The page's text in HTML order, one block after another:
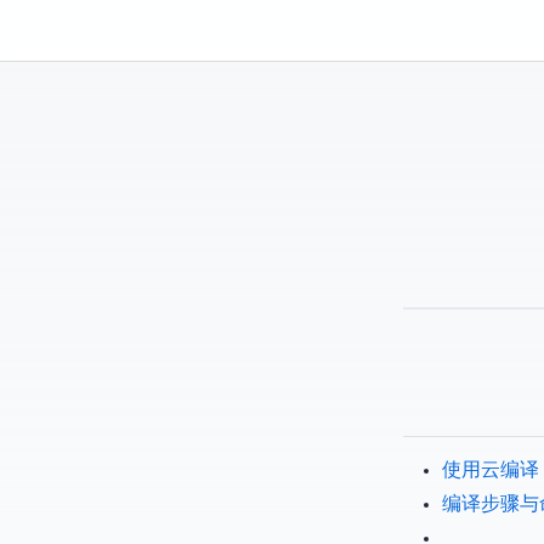
P3TERX - 使用 GitHub Actions 云编译 OpenWrt
P3TERX - OpenWrt